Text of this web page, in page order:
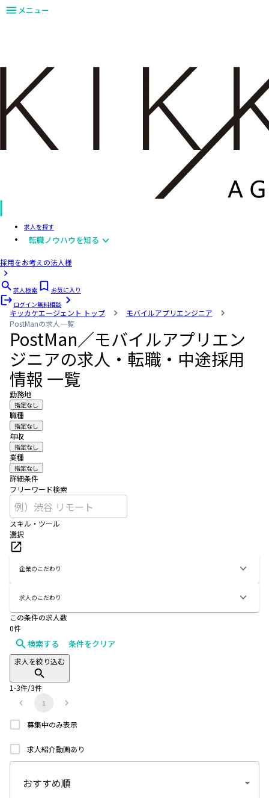
メニュー
求人を探す
転職ノウハウを知る
採用をお考えの法人様
求人検索
お気に入り
ログイン無料相談
キッカケエージェント トップ
モバイルアプリエンジニア
PostManの求人一覧
PostMan／モバイルアプリエン
ジニアの求人・転職・中途採用
情報 一覧
勤務地
指定なし
職種
指定なし
年収
指定なし
業種
指定なし
詳細条件
フリーワード検索
スキル・ツール
選択
企業のこだわり
求人のこだわり
この条件の求人数
0件
検索する 条件をクリア
求人を絞り込む
1-3件/3件
1
募集中のみ表示
求人紹介動画あり